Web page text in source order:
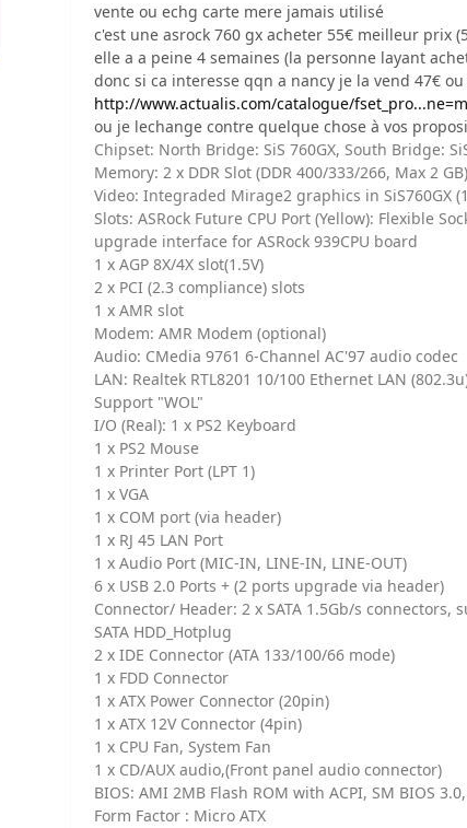
vente ou echg carte mere jamais utilisé
c'est une asrock 760 gx acheter 55€ meilleur prix
elle a a peine 4 semaines (la personne layant
donc si ca interesse qqn a nancy je la vend 47€
http://www.actualis.com/catalogue/
ou je lechange contre quelque chose à vos
Chipset: North Bridge: SiS 760GX, South Bridge:
Memory: 2 x DDR Slot (DDR 400/333/266, Max 2 GB)
Video: Integraded Mirage2 graphics in SiS760GX
Slots: ASRock Future CPU Port (Yellow): Flexible
upgrade interface for ASRock 939CPU board
1 x AGP 8X/4X slot(1.5V)
2 x PCI (2.3 compliance) slots
1 x AMR slot
Modem: AMR Modem (optional)
Audio: CMedia 9761 6-Channel AC'97 audio codec
LAN: Realtek RTL8201 10/100 Ethernet LAN
Support "WOL"
I/O (Real): 1 x PS2 Keyboard
1 x PS2 Mouse
1 x Printer Port (LPT 1)
1 x VGA
1 x COM port (via header)
1 x RJ 45 LAN Port
1 x Audio Port (MIC-IN, LINE-IN, LINE-OUT)
6 x USB 2.0 Ports + (2 ports upgrade via header)
Connector/ Header: 2 x SATA 1.5Gb/s connectors,
SATA HDD_Hotplug
2 x IDE Connector (ATA 133/100/66 mode)
1 x FDD Connector
1 x ATX Power Connector (20pin)
1 x ATX 12V Connector (4pin)
1 x CPU Fan, System Fan
1 x CD/AUX audio,(Front panel audio connector)
BIOS: AMI 2MB Flash ROM with ACPI, SM BIOS
Form Factor : Micro ATX